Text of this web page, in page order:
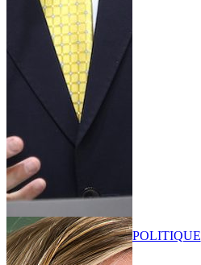
POLITIQUE